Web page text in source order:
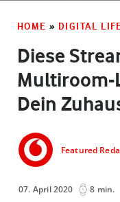
HOME » DIGITAL
Diese
Multiroom-
Dein
Featured
07. April 2020 8 min.